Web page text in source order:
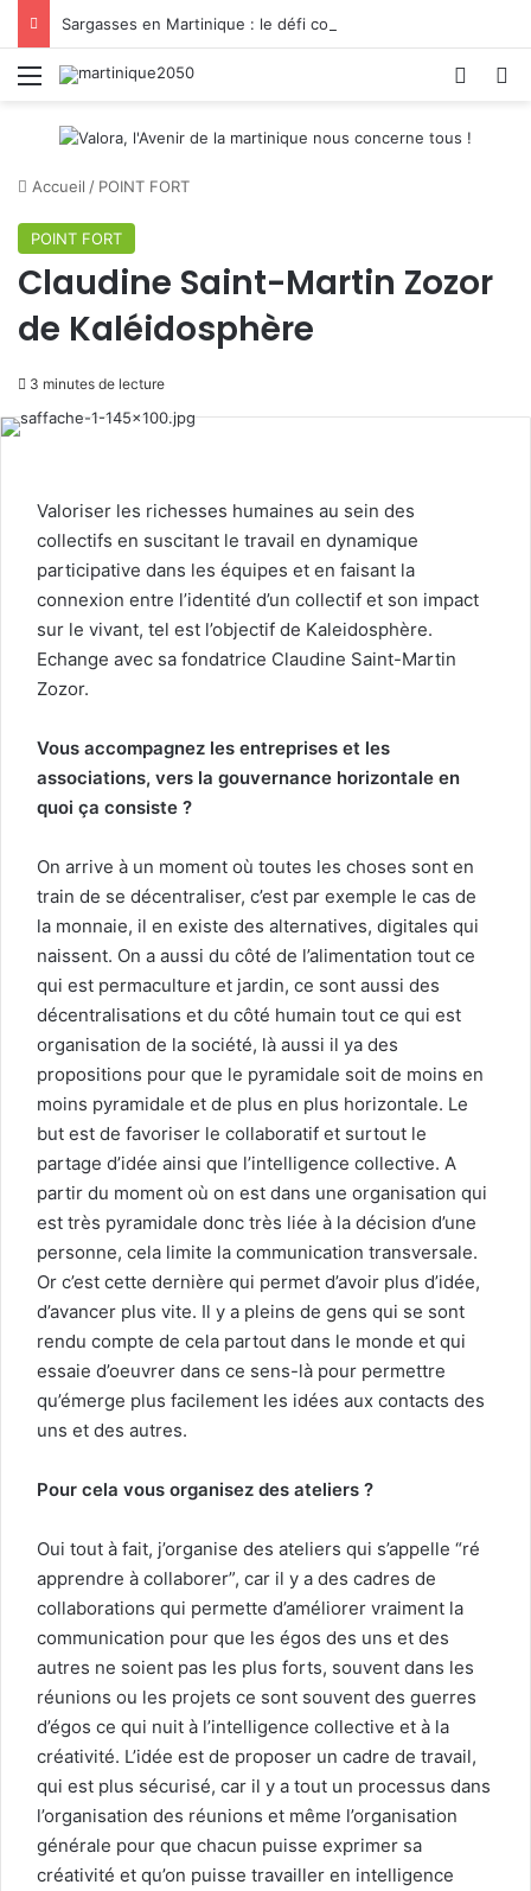
Menu
Accueil / POINT FORT
POINT FORT
Claudine Saint-Martin Zozor
de Kaléidosphère
3 minutes de lecture
Valoriser les richesses humaines au sein des
collectifs en suscitant le travail en dynamique
participative dans les équipes et en faisant la
connexion entre l’identité d’un collectif et son impact
sur le vivant, tel est l’objectif de Kaleidosphère.
Echange avec sa fondatrice Claudine Saint-Martin
Zozor.
Vous accompagnez les entreprises et les
associations, vers la gouvernance horizontale en
quoi ça consiste ?
On arrive à un moment où toutes les choses sont en
train de se décentraliser, c’est par exemple le cas de
la monnaie, il en existe des alternatives, digitales qui
naissent. On a aussi du côté de l’alimentation tout ce
qui est permaculture et jardin, ce sont aussi des
décentralisations et du côté humain tout ce qui est
organisation de la société, là aussi il ya des
propositions pour que le pyramidale soit de moins en
moins pyramidale et de plus en plus horizontale. Le
but est de favoriser le collaboratif et surtout le
partage d’idée ainsi que l’intelligence collective. A
partir du moment où on est dans une organisation qui
est très pyramidale donc très liée à la décision d’une
personne, cela limite la communication transversale.
Or c’est cette dernière qui permet d’avoir plus d’idée,
d’avancer plus vite. Il y a pleins de gens qui se sont
rendu compte de cela partout dans le monde et qui
essaie d’oeuvrer dans ce sens-là pour permettre
qu’émerge plus facilement les idées aux contacts des
uns et des autres.
Pour cela vous organisez des ateliers ?
Oui tout à fait, j’organise des ateliers qui s’appelle “ré
apprendre à collaborer”, car il y a des cadres de
collaborations qui permette d’améliorer vraiment la
communication pour que les égos des uns et des
autres ne soient pas les plus forts, souvent dans les
réunions ou les projets ce sont souvent des guerres
d’égos ce qui nuit à l’intelligence collective et à la
créativité. L’idée est de proposer un cadre de travail,
qui est plus sécurisé, car il y a tout un processus dans
l’organisation des réunions et même l’organisation
générale pour que chacun puisse exprimer sa
créativité et qu’on puisse travailler en intelligence